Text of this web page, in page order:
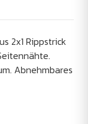
2x1 Rippstrick
Abnehmbares